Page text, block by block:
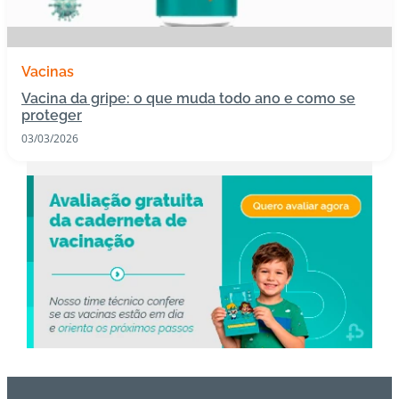
s
m
u
n
o
ó
gi
c
o
Pl
n
Vacinas
Vacina da gripe: o que muda todo ano e como se
proteger
03/03/2026